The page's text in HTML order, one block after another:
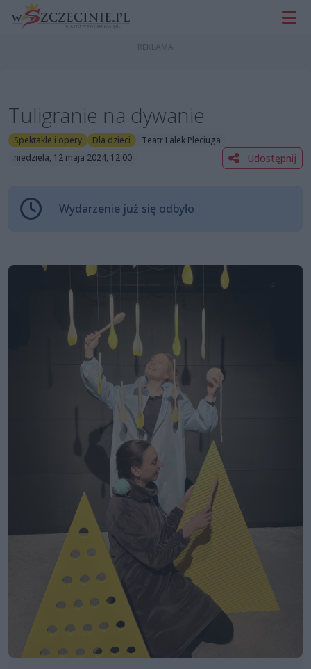
Tuligranie na dywanie
Spektakle i opery Dla dzieci
Teatr Lalek Pleciuga
niedziela, 12 maja 2024, 12:00
Udostępnij
Wydarzenie już się odbyło